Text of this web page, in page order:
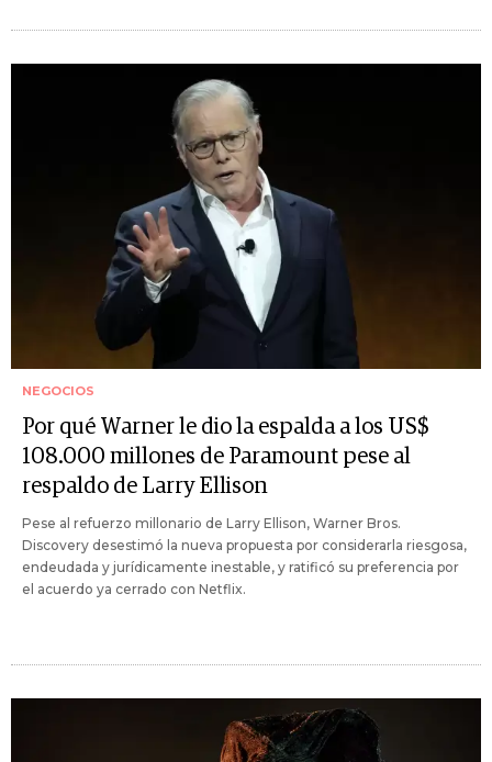
NEGOCIOS
Por qué Warner le dio la espalda a los US$
108.000 millones de Paramount pese al
respaldo de Larry Ellison
Pese al refuerzo millonario de Larry Ellison, Warner Bros.
Discovery desestimó la nueva propuesta por considerarla riesgosa,
endeudada y jurídicamente inestable, y ratificó su preferencia por
el acuerdo ya cerrado con Netflix.